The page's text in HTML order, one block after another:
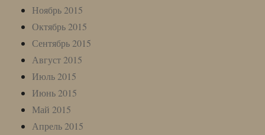
Ноябрь 2015
Октябрь 2015
Сентябрь 2015
Август 2015
Июль 2015
Июнь 2015
Май 2015
Апрель 2015